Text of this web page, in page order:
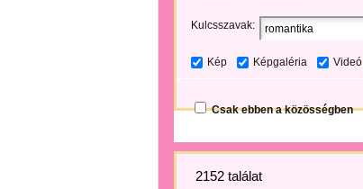
Kulcsszavak:
Kép Képgaléria Videó
Csak ebben a közösségben
2152 találat